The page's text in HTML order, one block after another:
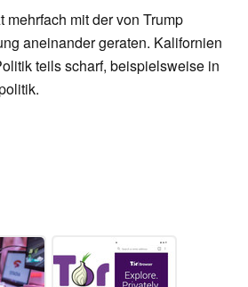
mehrfach mit der von Trump
aneinander geraten. Kalifornien
teils scharf, beispielsweise in